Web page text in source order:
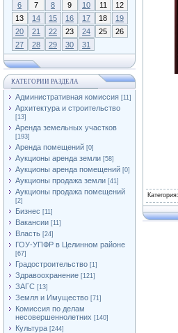
6
7 8 9 10 11
12
13
14 15 16 17 18
19
20
21 22 23 24 25
26
27
28 29 30 31
КАТЕГОРИИ РАЗДЕЛА
Административная комиссия [11]
Архитектура и строительство
[13]
Аренда земельных участков
[193]
Аренда помещений [0]
Аукционы аренда земли [58]
Аукционы аренда помещений [0]
Аукционы продажа земли [41]
Аукционы продажа помещений
[2]
Бизнес [11]
Вакансии [11]
Власть [24]
ГОУ-УПФР в Целинном районе
[67]
Градостроительство [1]
Здравоохранение [121]
ЗАГС [13]
Земля и Имущество [71]
Комиссия по делам
несовершеннолетних [140]
Культура [244]
Категория: